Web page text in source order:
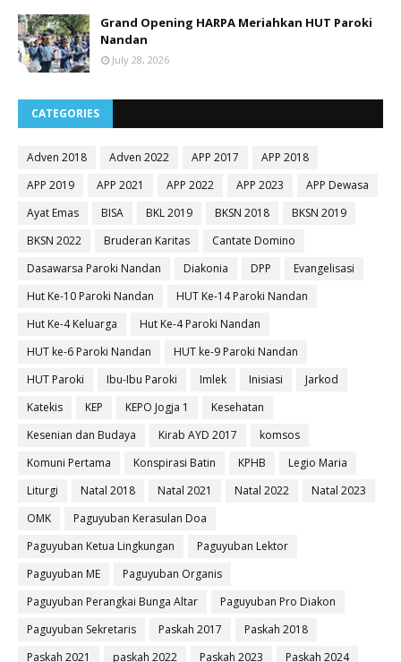
Grand Opening HARPA Meriahkan HUT Paroki
Nandan
July 28, 2026
CATEGORIES
Adven 2018 Adven 2022 APP 2017
APP 2018
APP 2019
APP 2021 APP 2022 APP 2023
APP Dewasa
Ayat Emas
BISA BKL 2019 BKSN 2018
BKSN 2019
BKSN 2022
Bruderan Karitas
Cantate Domino
Dasawarsa Paroki Nandan
Diakonia DPP
Evangelisasi
Hut Ke-10 Paroki Nandan
HUT Ke-14 Paroki Nandan
Hut Ke-4 Keluarga
Hut Ke-4 Paroki Nandan
HUT ke-6 Paroki Nandan
HUT ke-9 Paroki Nandan
HUT Paroki
Ibu-Ibu Paroki Imlek Inisiasi
Jarkod
Katekis
KEP KEPO Jogja 1
Kesehatan
Kesenian dan Budaya
Kirab AYD 2017
komsos
Komuni Pertama
Konspirasi Batin KPHB
Legio Maria
Liturgi
Natal 2018 Natal 2021 Natal 2022
Natal 2023
OMK
Paguyuban Kerasulan Doa
Paguyuban Ketua Lingkungan
Paguyuban Lektor
Paguyuban ME
Paguyuban Organis
Paguyuban Perangkai Bunga Altar
Paguyuban Pro Diakon
Paguyuban Sekretaris
Paskah 2017
Paskah 2018
Paskah 2021
paskah 2022 Paskah 2023
Paskah 2024